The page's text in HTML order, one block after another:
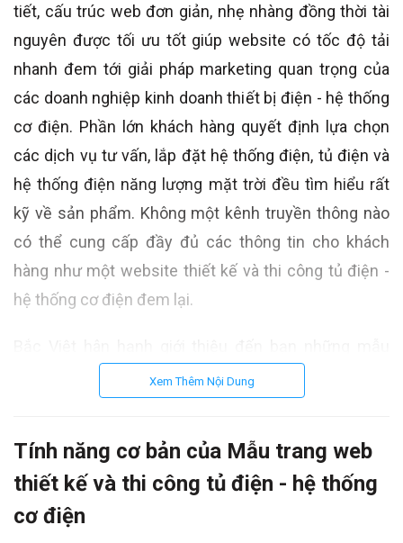
tiết, cấu trúc web đơn giản, nhẹ nhàng đồng thời tài
nguyên được tối ưu tốt giúp website có tốc độ tải
nhanh đem tới giải pháp marketing quan trọng của
các doanh nghiệp kinh doanh thiết bị điện - hệ thống
cơ điện. Phần lớn khách hàng quyết định lựa chọn
các dịch vụ tư vấn, lắp đặt hệ thống điện, tủ điện và
hệ thống điện năng lượng mặt trời đều tìm hiểu rất
kỹ về sản phẩm. Không một kênh truyền thông nào
có thể cung cấp đầy đủ các thông tin cho khách
hàng như một website thiết kế và thi công tủ điện -
hệ thống cơ điện đem lại.
website thiết kế và thi công tủ điện - hệ thống cơ
điện sang trọng, chuyên nghiệp và đẳng cấp.
Một số tính năng cơ bản Website thiết kế
và thi công tủ điện - hệ thống cơ điện:
- Giao diện tùy biến chuyên nghiệp (Thiết kế Web
Xem Thêm Nội Dung
Tính năng cơ bản của Mẫu trang web
thiết kế và thi công tủ điện - hệ thống
cơ điện